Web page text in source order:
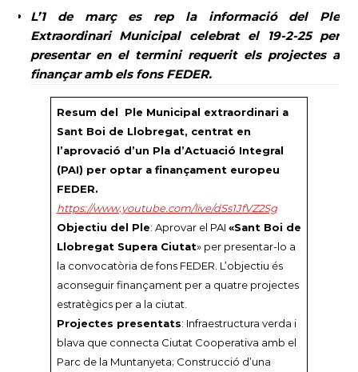
L’1 de març es rep la informació del Ple
Extraordinari Municipal celebrat el 19-2-25 per
presentar en el termini requerit els projectes a
finançar amb els fons FEDER.
Resum del Ple Municipal extraordinari a
Sant Boi de Llobregat, centrat en
l’aprovació d’un Pla d’Actuació Integral
(PAI) per optar a finançament europeu
FEDER.
https://www.youtube.com/live/dSs1JfVZ2Sg
Objectiu del Ple: Aprovar el PAI «Sant Boi de
Llobregat Supera Ciutat» per presentar-lo a
la convocatòria de fons FEDER. L’objectiu és
aconseguir finançament per a quatre projectes
estratègics per a la ciutat.
Projectes presentats: Infraestructura verda i
blava que connecta Ciutat Cooperativa amb el
Parc de la Muntanyeta; Construcció d’una